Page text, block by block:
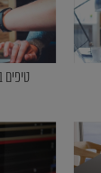
טיפים